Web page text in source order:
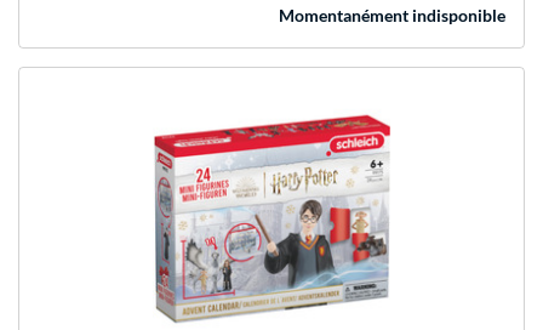
Momentanément indisponible